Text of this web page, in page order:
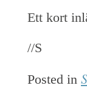
Ett kort
//S
Posted in